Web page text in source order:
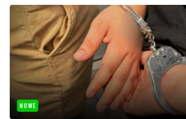
NOWE
Miał odebrać pieniądze od
czekali na niego policjanci